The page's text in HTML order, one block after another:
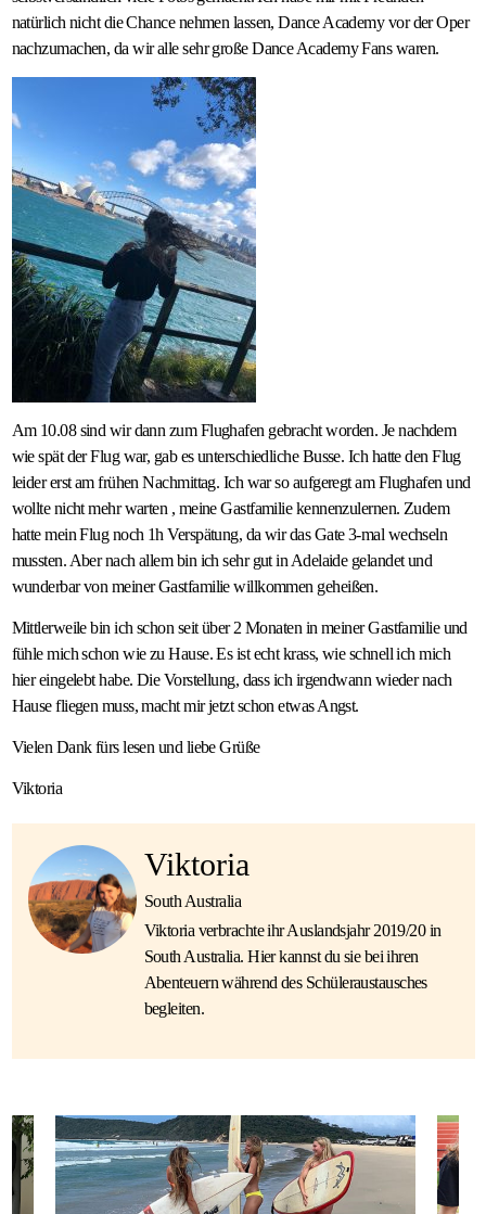
natürlich nicht die Chance nehmen lassen, Dance Academy vor der Oper
nachzumachen, da wir alle sehr große Dance Academy Fans waren.
Am 10.08 sind wir dann zum Flughafen gebracht worden. Je nachdem
wie spät der Flug war, gab es unterschiedliche Busse. Ich hatte den Flug
leider erst am frühen Nachmittag. Ich war so aufgeregt am Flughafen und
wollte nicht mehr warten , meine Gastfamilie kennenzulernen. Zudem
hatte mein Flug noch 1h Verspätung, da wir das Gate 3-mal wechseln
mussten. Aber nach allem bin ich sehr gut in Adelaide gelandet und
wunderbar von meiner Gastfamilie willkommen geheißen.
Mittlerweile bin ich schon seit über 2 Monaten in meiner Gastfamilie und
fühle mich schon wie zu Hause. Es ist echt krass, wie schnell ich mich
hier eingelebt habe. Die Vorstellung, dass ich irgendwann wieder nach
Hause fliegen muss, macht mir jetzt schon etwas Angst.
Vielen Dank fürs lesen und liebe Grüße
Viktoria
Viktoria
South Australia
Viktoria verbrachte ihr Auslandsjahr 2019/20 in
South Australia. Hier kannst du sie bei ihren
Abenteuern während des Schüleraustausches
begleiten.